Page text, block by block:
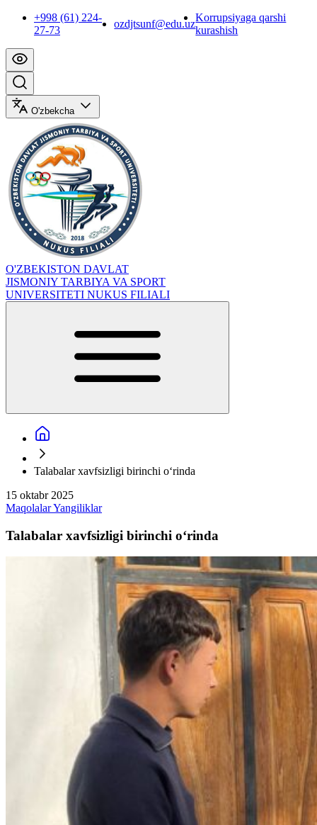
+998 (61) 224-
27-73
ozdjtsunf@edu.uz
Korrupsiyaga qarshi
kurashish
O'zbekcha
O'ZBEKISTON DAVLAT
JISMONIY TARBIYA VA SPORT
UNIVERSITETI NUKUS FILIALI
Talabalar xavfsizligi birinchi o‘rinda
15 oktabr 2025
MaqolalarYangiliklar
Talabalar xavfsizligi birinchi o‘rinda